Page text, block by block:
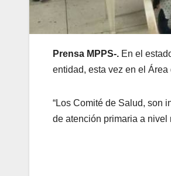
Prensa MPPS-. En el
entidad, esta vez en el
“Los Comité de Salud, son
de atención primaria a nivel